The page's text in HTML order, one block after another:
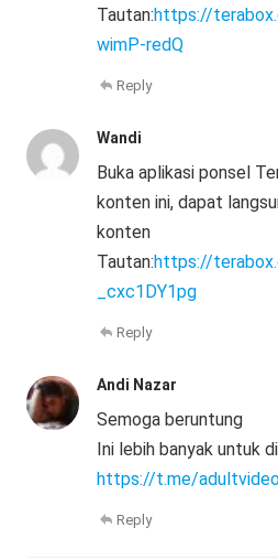
Tautan:https://
wimP-redQ
Reply
Wandi
Buka aplikasi ponsel
konten ini, dapat
konten
Tautan:https://
_cxc1DY1pg
Reply
Andi Nazar
Semoga beruntung
Ini lebih banyak untuk
https://t.me/
Reply